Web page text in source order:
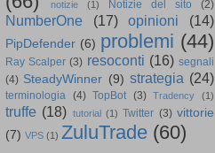
notizie (1) Notizie del sito (2)
NumberOne (17) opinioni (14)
PipDefender (6) problemi (44)
Ray Scalper (3) resoconti (16) segnali
(4) SteadyWinner (9) strategia (24)
terminologia (4) TopBot (3) Tradency (1)
truffe (18) tutorial (1) Twitter (3) vittorie
(7) VPS (1) ZuluTrade (60)